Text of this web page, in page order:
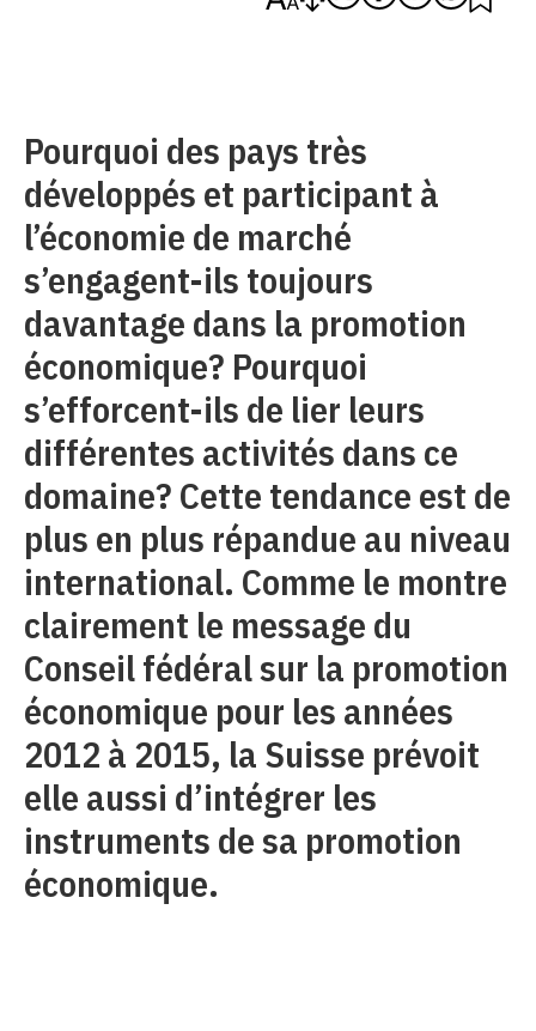
Pourquoi des pays très
développés et participant à
l’économie de marché
s’engagent-ils toujours
davantage dans la promotion
économique? Pourquoi
s’efforcent-ils de lier leurs
différentes activités dans ce
domaine? Cette tendance est de
plus en plus répandue au niveau
international. Comme le montre
clairement le message du
Conseil fédéral sur la promotion
économique pour les années
2012 à 2015, la Suisse prévoit
elle aussi d’intégrer les
instruments de sa promotion
économique.